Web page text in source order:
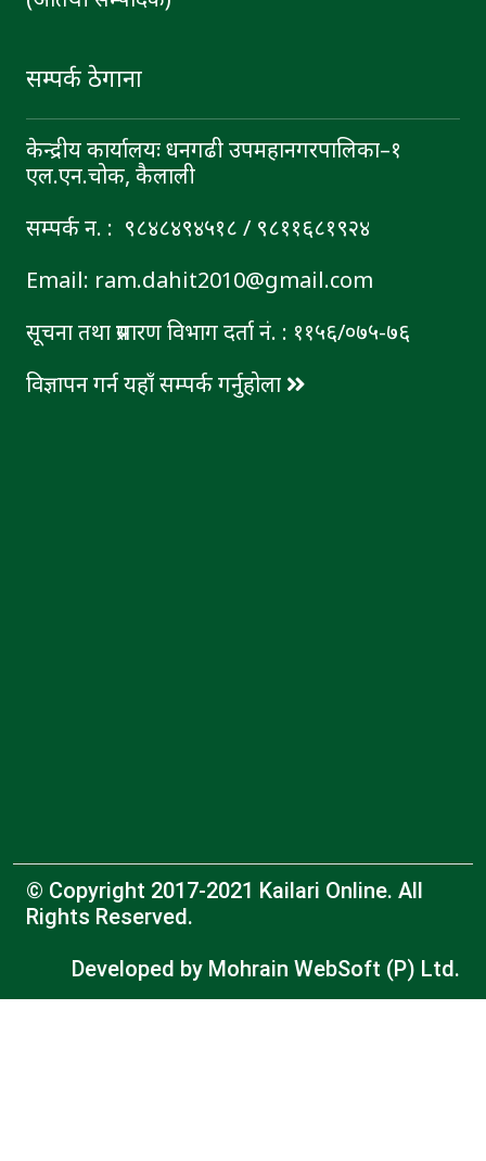
सम्पर्क ठेगाना
केन्द्रीय कार्यालयः धनगढी उपमहानगरपालिका–१
एल.एन.चोक, कैलाली
सम्पर्क न. : ९८४८४९४५१८ / ९८११६८१९२४
Email: ram.dahit2010@gmail.com
सूचना तथा प्रसारण विभाग दर्ता नं. : ११५६/०७५-७६
विज्ञापन गर्न यहाँ सम्पर्क गर्नुहोला
© Copyright 2017-2021 Kailari Online. All
Rights Reserved.
Developed by Mohrain WebSoft (P) Ltd.